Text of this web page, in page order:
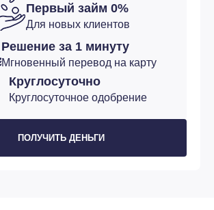
Первый займ 0%
Для новых клиентов
Решение за 1 минуту
Мгновенный перевод на карту
Круглосуточно
Круглосуточное одобрение
ПОЛУЧИТЬ ДЕНЬГИ